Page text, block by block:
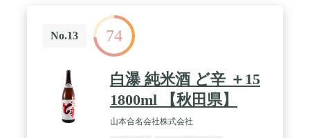
い。【注意】名入れ内容のご連絡がない場合はキャ
ンセルさせていただく場合がございます。あらかじ
めご了承お願いします。 / 内容量：720ml アルコ
ール分：14度 / 日本酒度：+5（辛口） / 製造者：高
野酒造株式会社（新潟県）
No.13 74
白瀑 純米酒 ど辛 ＋15
1800ml 【秋田県】
山本合名会社株式会社